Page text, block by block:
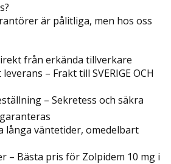
är pålitliga, men hos oss
från erkända tillverkare
– Frakt till SVERIGE OCH
– Sekretess och säkra
långa väntetider, omedelbart
– Bästa pris för Zolpidem 10 mg i